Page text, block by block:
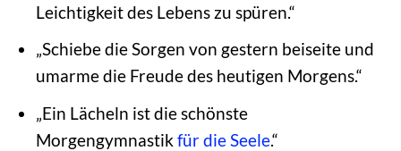
Leichtigkeit des Lebens zu spüren.“
„Schiebe die Sorgen von gestern beiseite und
umarme die Freude des heutigen Morgens.“
„Ein Lächeln ist die schönste
Morgengymnastikfür die Seele.“